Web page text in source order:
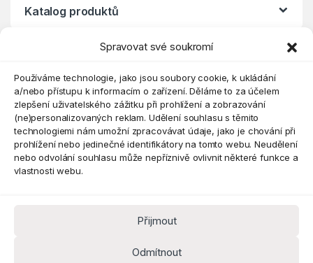
Spravovat své soukromí
Používáme technologie, jako jsou soubory cookie, k ukládání
a/nebo přístupu k informacím o zařízení. Děláme to za účelem
zlepšení uživatelského zážitku při prohlížení a zobrazování
(ne)personalizovaných reklam. Udělení souhlasu s těmito
technologiemi nám umožní zpracovávat údaje, jako je chování při
prohlížení nebo jedinečné identifikátory na tomto webu. Neudělení
nebo odvolání souhlasu může nepříznivě ovlivnit některé funkce a
vlastnosti webu.
Přijmout
Odmítnout
Katalog produktů
Máte dotaz? Kontaktujte nás